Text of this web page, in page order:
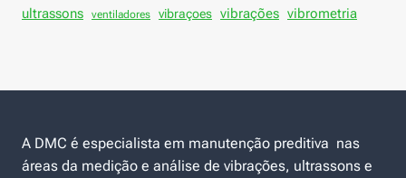
ultrassons ventiladores vibraçoes vibrações vibrometria
A DMC é especialista em manutenção preditiva nas
áreas da medição e análise de vibrações, ultrassons e